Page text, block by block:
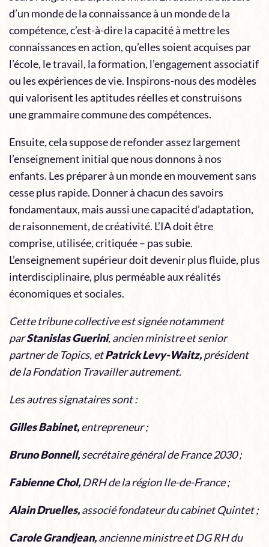
d’un monde de la connaissance à un monde de la
compétence, c’est-à-dire la capacité à mettre les
connaissances en action, qu’elles soient acquises par
l’école, le travail, la formation, l’engagement associatif
ou les expériences de vie. Inspirons-nous des modèles
qui valorisent les aptitudes réelles et construisons
une grammaire commune des compétences.
Ensuite, cela suppose de refonder assez largement
l’enseignement initial que nous donnons à nos
enfants. Les préparer à un monde en mouvement sans
cesse plus rapide. Donner à chacun des savoirs
fondamentaux, mais aussi une capacité d’adaptation,
de raisonnement, de créativité. L’IA doit être
comprise, utilisée, critiquée – pas subie.
L’enseignement supérieur doit devenir plus fluide, plus
interdisciplinaire, plus perméable aux réalités
économiques et sociales.
Cette tribune collective est signée notamment
parStanislas Guerini, ancien ministre et senior
partner de Topics, etPatrick Levy-Waitz,président
de la Fondation Travailler autrement.
Les autres signataires sont :
Gilles Babinet,entrepreneur ;
Bruno Bonnell,secrétaire général de France 2030 ;
Fabienne Chol, DRH de la région Ile-de-France ;
Alain Druelles,associé fondateur du cabinet Quintet ;
Carole Grandjean,ancienne ministre et DG RH du